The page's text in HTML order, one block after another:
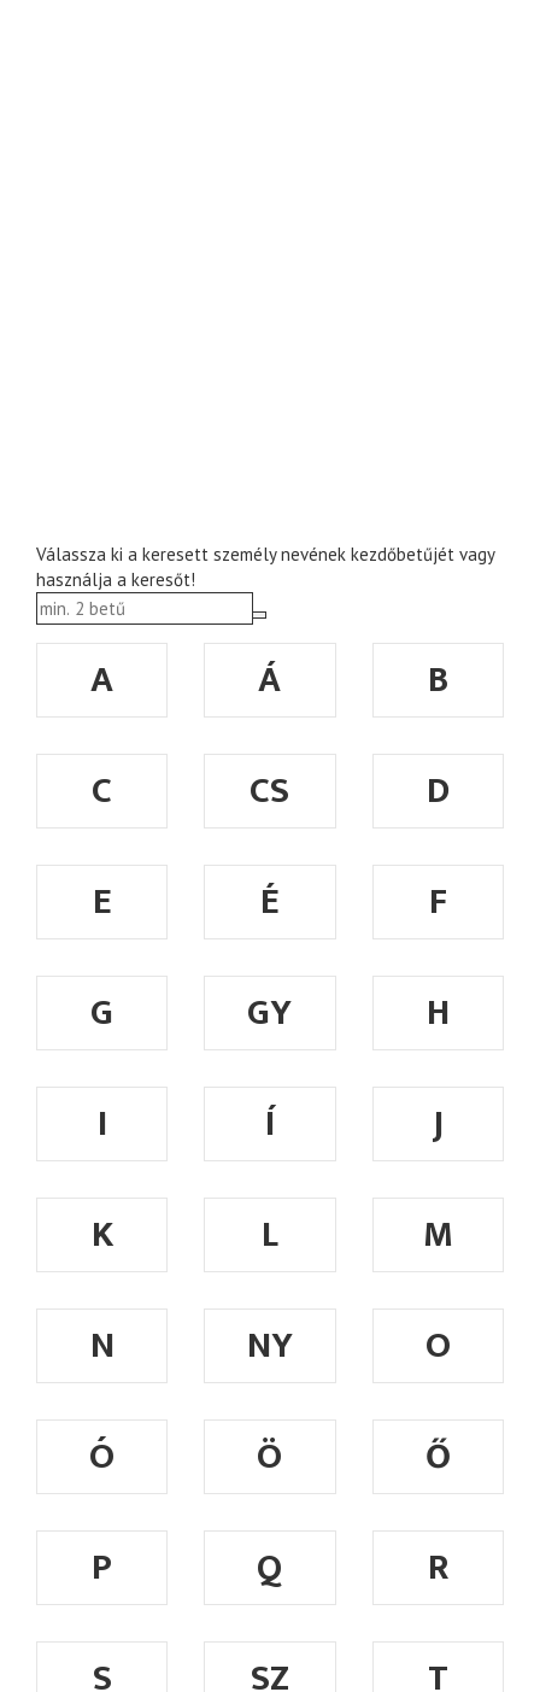
Válassza ki a keresett személy nevének kezdőbetűjét vagy
használja a keresőt!
A Á
B
C
CS
D
E
É
F
G
GY
H
I
Í
J
K
L
M
N
NY
O
Ó
Ö
Ő
P
Q
R
S
SZ T